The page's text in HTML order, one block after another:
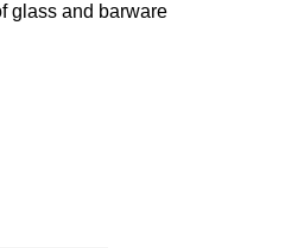
glass and barware